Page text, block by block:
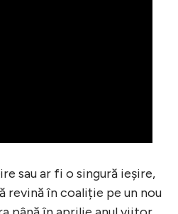
sau ar fi o singură ieșire,
revină în coaliție pe un nou